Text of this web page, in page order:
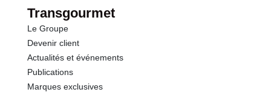
Transgourmet
Le Groupe
Devenir client
Actualités et événements
Publications
Marques exclusives